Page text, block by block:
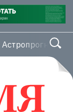
Астропрогноз